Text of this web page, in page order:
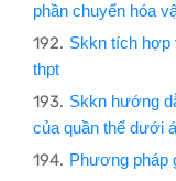
phần chuyển hóa
Skkn tích hợp
thpt
Skkn hướng
của quần thể dưới
Phương pháp